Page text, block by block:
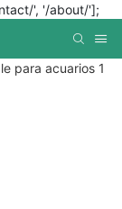
', '/about/'];